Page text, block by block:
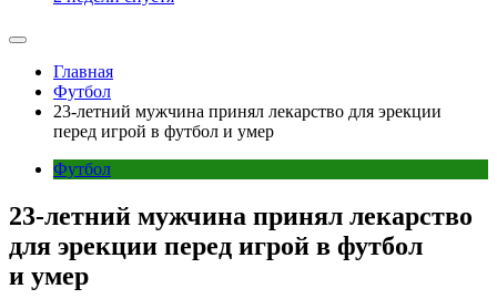
Главная
Футбол
23-летний мужчина принял лекарство для эрекции
перед игрой в футбол и умер
Футбол
23-летний мужчина принял лекарство
для эрекции перед игрой в футбол
и умер